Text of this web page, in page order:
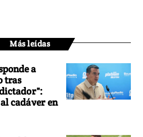
Más leídas
a
tras
cadáver en